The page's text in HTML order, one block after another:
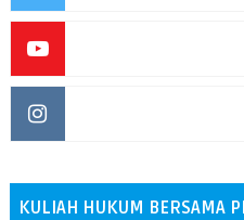
KULIAH HUKUM BERSAMA